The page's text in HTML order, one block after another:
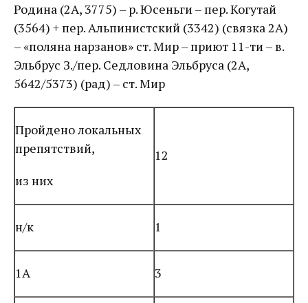
Родина (2А, 3775) – р. Юсеньги – пер. Когутай
(3564) + пер. Альпинистский (3342) (связка 2А)
– «поляна нарзанов» ст. Мир – приют 11-ти – в.
Эльбрус З./пер. Седловина Эльбруса (2А,
5642/5373) (рад) – ст. Мир
Пройдено локальных
препятствий,
из них
12
н/к 1
1А 3